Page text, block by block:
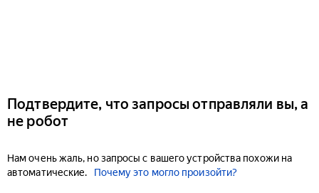
Подтвердите, что запросы отправляли вы, а
не робот
Нам очень жаль, но запросы с вашего устройства похожи на
автоматические.
Почему это могло произойти?